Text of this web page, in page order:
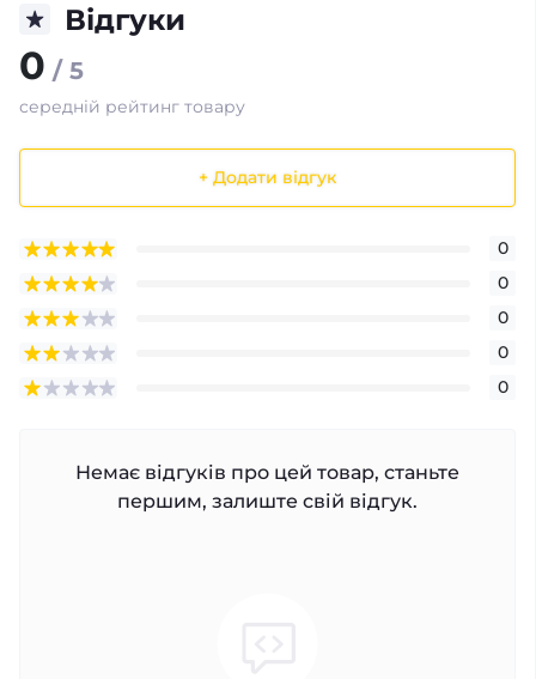
Відгуки
0 / 5
середній рейтинг товару
+ Додати відгук
0
0
0
0
0
Немає відгуків про цей товар, станьте
першим, залиште свій відгук.